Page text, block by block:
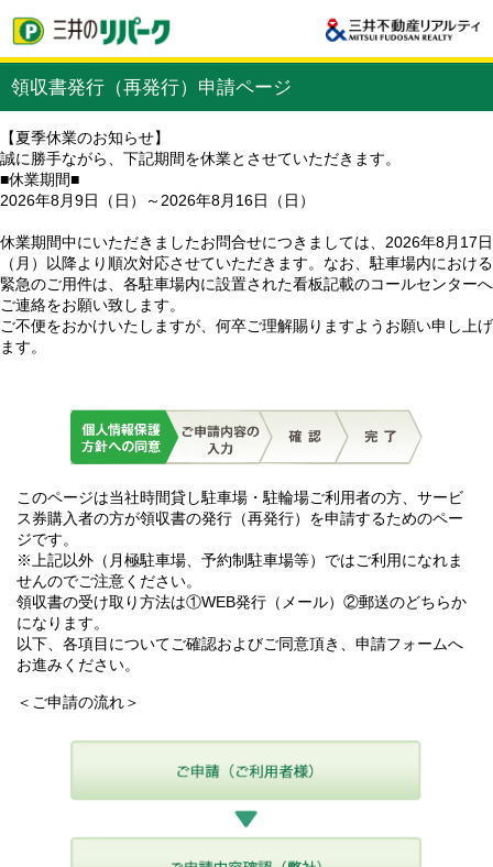
領収書発行（再発行）申請ページ
【夏季休業のお知らせ】
誠に勝手ながら、下記期間を休業とさせていただきます。
■休業期間■
2026年8月9日（日）～2026年8月16日（日）
休業期間中にいただきましたお問合せにつきましては、2026年8月17日
（月）以降より順次対応させていただきます。なお、駐車場内における
緊急のご用件は、各駐車場内に設置された看板記載のコールセンターへ
ご連絡をお願い致します。
ご不便をおかけいたしますが、何卒ご理解賜りますようお願い申し上げ
ます。
このページは当社時間貸し駐車場・駐輪場ご利用者の方、サービ
ス券購入者の方が領収書の発行（再発行）を申請するためのペー
ジです。
※上記以外（月極駐車場、予約制駐車場等）ではご利用になれま
せんのでご注意ください。
領収書の受け取り方法は①WEB発行（メール）②郵送のどちらか
になります。
以下、各項目についてご確認およびご同意頂き、申請フォームへ
お進みください。
＜ご申請の流れ＞